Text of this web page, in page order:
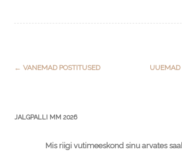
Post
← VANEMAD POSTITUSED UUEMAD
JALGPALLI MM 2026
Mis riigi vutimeeskond sinu arvates